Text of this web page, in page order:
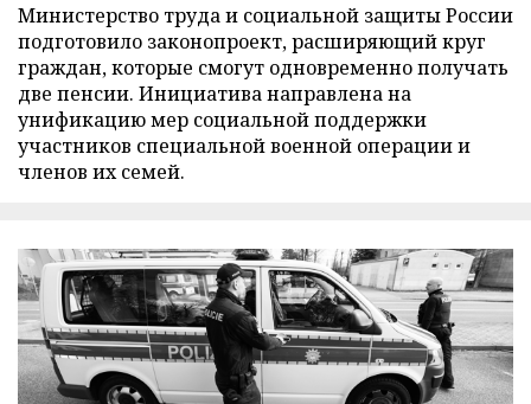
Министерство труда и социальной защиты России
подготовило законопроект, расширяющий круг
граждан, которые смогут одновременно получать
две пенсии. Инициатива направлена на
унификацию мер социальной поддержки
участников специальной военной операции и
членов их семей.